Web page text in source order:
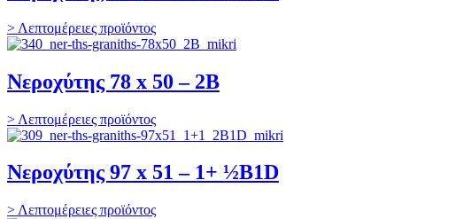
> Λεπτομέρειες προϊόντος
Νεροχύτης 78 x 50 – 2B
> Λεπτομέρειες προϊόντος
Νεροχύτης 97 x 51 – 1+ ½B1D
> Λεπτομέρειες προϊόντος